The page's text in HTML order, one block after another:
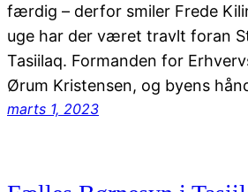
færdig – derfor smiler Frede
uge har der været travlt foran
Tasiilaq. Formanden for
Ørum Kristensen, og byens
marts 1, 2023